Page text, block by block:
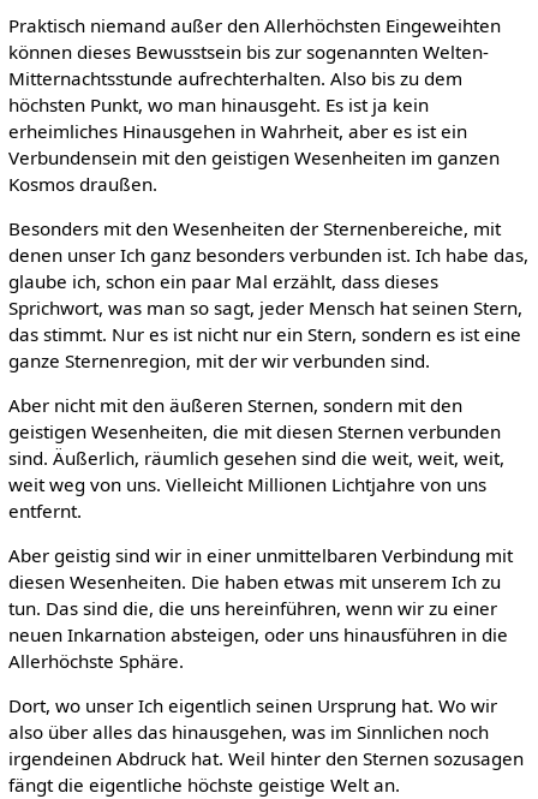
Praktisch niemand außer den Allerhöchsten Eingeweihten
können dieses Bewusstsein bis zur sogenannten Welten-
Mitternachtsstunde aufrechterhalten. Also bis zu dem
höchsten Punkt, wo man hinausgeht. Es ist ja kein
erheimliches Hinausgehen in Wahrheit, aber es ist ein
Verbundensein mit den geistigen Wesenheiten im ganzen
Kosmos draußen.
Besonders mit den Wesenheiten der Sternenbereiche, mit
denen unser Ich ganz besonders verbunden ist. Ich habe das,
glaube ich, schon ein paar Mal erzählt, dass dieses
Sprichwort, was man so sagt, jeder Mensch hat seinen Stern,
das stimmt. Nur es ist nicht nur ein Stern, sondern es ist eine
ganze Sternenregion, mit der wir verbunden sind.
Aber nicht mit den äußeren Sternen, sondern mit den
geistigen Wesenheiten, die mit diesen Sternen verbunden
sind. Äußerlich, räumlich gesehen sind die weit, weit, weit,
weit weg von uns. Vielleicht Millionen Lichtjahre von uns
entfernt.
Aber geistig sind wir in einer unmittelbaren Verbindung mit
diesen Wesenheiten. Die haben etwas mit unserem Ich zu
tun. Das sind die, die uns hereinführen, wenn wir zu einer
neuen Inkarnation absteigen, oder uns hinausführen in die
Allerhöchste Sphäre.
Dort, wo unser Ich eigentlich seinen Ursprung hat. Wo wir
also über alles das hinausgehen, was im Sinnlichen noch
irgendeinen Abdruck hat. Weil hinter den Sternen sozusagen
fängt die eigentliche höchste geistige Welt an.